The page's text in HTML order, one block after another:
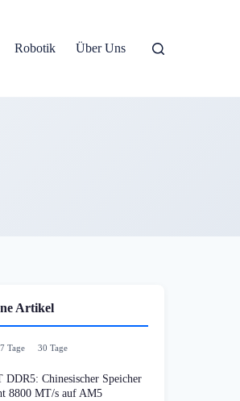
Robotik Über Uns
Artikel
7 Tage 30 Tage
DDR5: Chinesischer Speicher
8800 MT/s auf AM5